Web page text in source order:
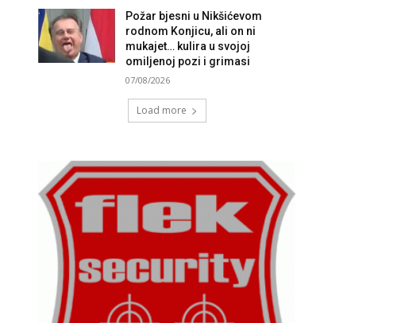
Požar bjesni u Nikšićevom
rodnom Konjicu, ali on ni
mukajet… kulira u svojoj
omiljenoj pozi i grimasi
07/08/2026
Load more